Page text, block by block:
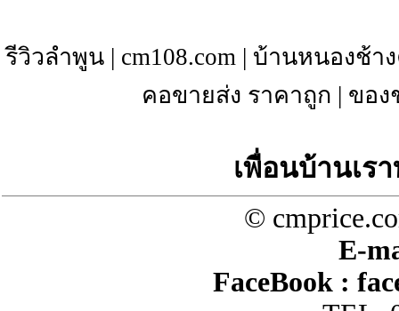
รีวิวลำพูน | cm108.com | บ้านหนองช้า
คอขายส่ง ราคาถูก | ของ
เพื่อนบ้านเร
©
E-
FaceBook :